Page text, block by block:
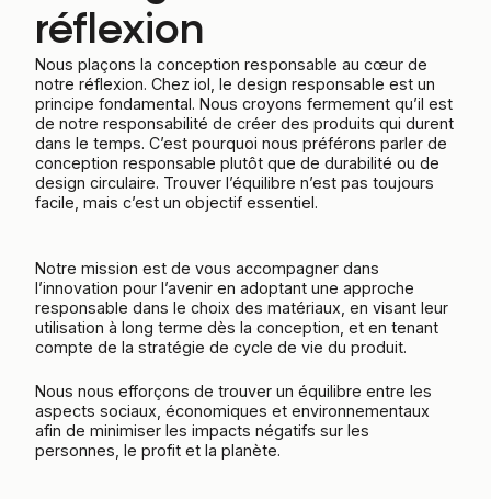
réflexion
Nous plaçons la conception responsable au cœur de
notre réflexion. Chez iol, le design responsable est un
principe fondamental. Nous croyons fermement qu’il est
de notre responsabilité de créer des produits qui durent
dans le temps. C’est pourquoi nous préférons parler de
conception responsable plutôt que de durabilité ou de
design circulaire. Trouver l’équilibre n’est pas toujours
facile, mais c’est un objectif essentiel.
Notre mission est de vous accompagner dans
l’innovation pour l’avenir en adoptant une approche
responsable dans le choix des matériaux, en visant leur
utilisation à long terme dès la conception, et en tenant
compte de la stratégie de cycle de vie du produit.
Nous nous efforçons de trouver un équilibre entre les
aspects sociaux, économiques et environnementaux
afin de minimiser les impacts négatifs sur les
personnes, le profit et la planète.